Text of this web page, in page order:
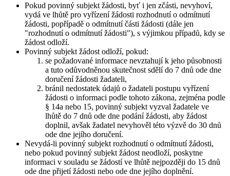
Pokud povinný subjekt žádosti, byť i jen zčásti, nevyhoví,
vydá ve lhůtě pro vyřízení žádosti rozhodnutí o odmítnutí
žádosti, popřípadě o odmítnutí části žádosti (dále jen
"rozhodnutí o odmítnutí žádosti"), s výjimkou případů, kdy se
žádost odloží.
Povinný subjekt žádost odloží, pokud:
se požadované informace nevztahují k jeho působnosti
a tuto odůvodněnou skutečnost sdělí do 7 dnů ode dne
doručení žádosti žadateli,
bránil nedostatek údajů o žadateli postupu vyřízení
žádosti o informaci podle tohoto zákona, zejména podle
§ 14a nebo 15, povinný subjekt vyzval žadatele ve
lhůtě do 7 dnů ode dne podání žádosti, aby žádost
doplnil, avšak žadatel nevyhověl této výzvě do 30 dnů
ode dne jejího doručení.
Nevydá-li povinný subjekt rozhodnutí o odmítnutí žádosti,
nebo pokud povinný subjekt žádost neodloží, poskytne
informaci v souladu se žádostí ve lhůtě nejpozději do 15 dnů
ode dne přijetí žádosti nebo ode dne jejího doplnění.